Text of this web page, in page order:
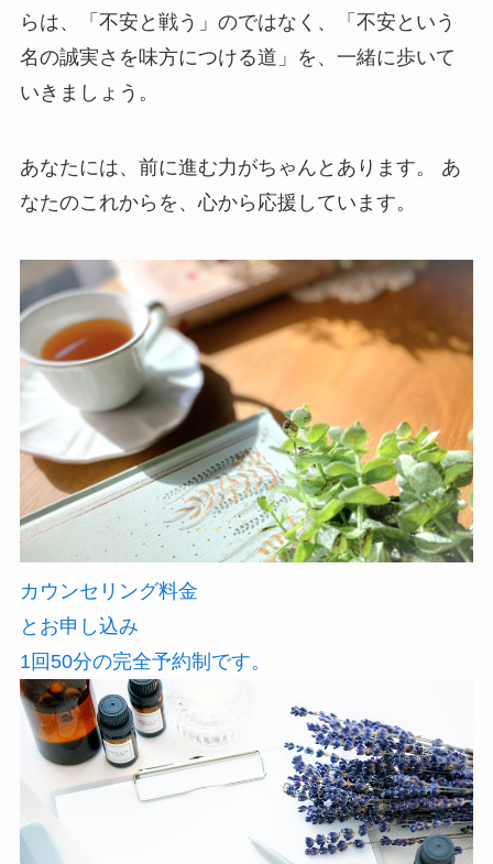
らは、「不安と戦う」のではなく、「不安という
名の誠実さを味方につける道」を、一緒に歩いて
いきましょう。
あなたには、前に進む力がちゃんとあります。 あ
なたのこれからを、心から応援しています。
カウンセリング料金
とお申し込み
1回50分の完全予約制です。